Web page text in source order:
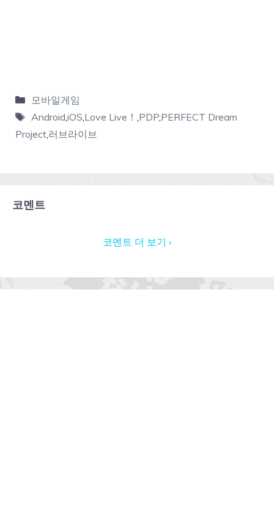
모바일게임
Android,iOS,Love Live！ ,PDP,PERFECT Dream
Project,러브라이브
코멘트
코멘트 더 보기 ›